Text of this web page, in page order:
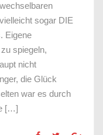
sogar DIE
Eigene
spiegeln,
nicht
die Glück
war es durch
[…]